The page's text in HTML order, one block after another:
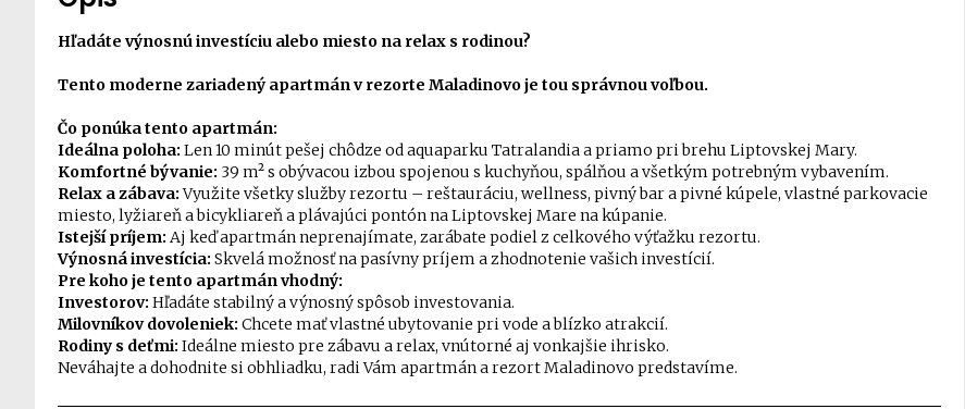
Hľadáte výnosnú investíciu alebo miesto na relax s rodinou?
Tento moderne zariadený apartmán v rezorte Maladinovo je tou správnou voľbou.
Čo ponúka tento apartmán:
Ideálna poloha: Len 10 minút pešej chôdze od aquaparku Tatralandia a priamo pri brehu Liptovskej Mary.
Komfortné bývanie: 39 m² s obývacou izbou spojenou s kuchyňou, spálňou a všetkým potrebným vybavením.
Relax a zábava:Využite všetky služby rezortu – reštauráciu, wellness, pivný bar a pivné kúpele, vlastné parkovacie
miesto, lyžiareň a bicykliareň a plávajúci pontón na Liptovskej Mare na kúpanie.
Istejší príjem: Aj keď apartmán neprenajímate, zarábate podiel z celkového výťažku rezortu.
Výnosná investícia: Skvelá možnosť na pasívny príjem a zhodnotenie vašich investícií.
Pre koho je tento apartmán vhodný:
Investorov: Hľadáte stabilný a výnosný spôsob investovania.
Milovníkov dovoleniek: Chcete mať vlastné ubytovanie pri vode a blízko atrakcií.
Rodiny s deťmi: Ideálne miesto pre zábavu a relax, vnútorné aj vonkajšie ihrisko.
Neváhajte a dohodnite si obhliadku, radi Vám apartmán a rezort Maladinovo predstavíme.